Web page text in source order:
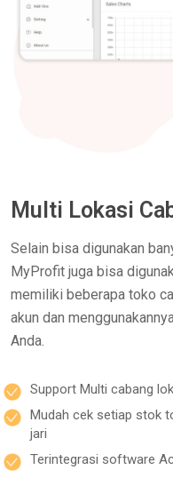
Multi Lokasi
Selain bisa digunakan
MyProfit juga bisa
memiliki beberapa toko
akun dan
Anda.
Support Multi cabang
Mudah cek setiap stok
jari
Terintegrasi software